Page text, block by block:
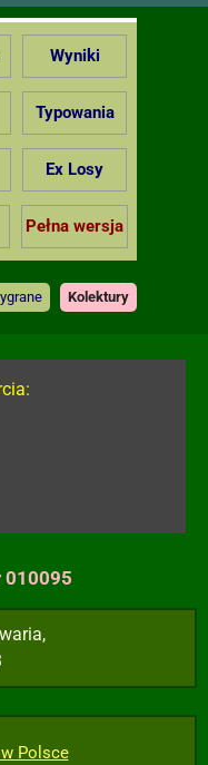
Wyniki
Typowania
Ex Losy
Pełna wersja
Kolektury
010095
Polsce